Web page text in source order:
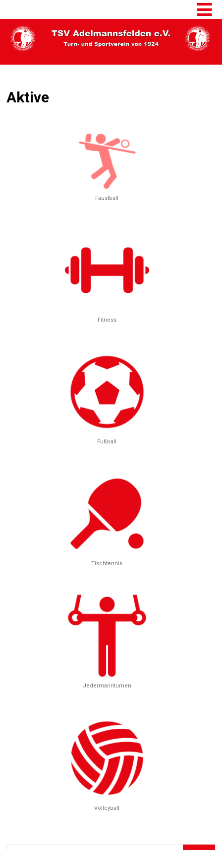
Aktive
Faustball
Fitness
Fußball
Tischtennis
Jedermannturnen
Volleyball